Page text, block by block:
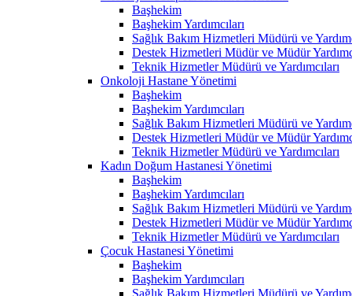
Başhekim
Başhekim Yardımcıları
Sağlık Bakım Hizmetleri Müdürü ve
Destek Hizmetleri Müdür ve Müdür
Teknik Hizmetler Müdürü ve Yardımcıları
Onkoloji Hastane Yönetimi
Başhekim
Başhekim Yardımcıları
Sağlık Bakım Hizmetleri Müdürü ve
Destek Hizmetleri Müdür ve Müdür
Teknik Hizmetler Müdürü ve Yardımcıları
Kadın Doğum Hastanesi Yönetimi
Başhekim
Başhekim Yardımcıları
Sağlık Bakım Hizmetleri Müdürü ve
Destek Hizmetleri Müdür ve Müdür
Teknik Hizmetler Müdürü ve Yardımcıları
Çocuk Hastanesi Yönetimi
Başhekim
Başhekim Yardımcıları
Sağlık Bakım Hizmetleri Müdürü ve